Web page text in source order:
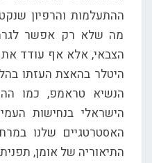
ההתעלמות והרפיון
מה שלא רק אפשר
הצבאי, אלא אף עודד
היטלר בהאצת העזתו
הנשיא טראמפ, כמו
הישראלי בנחישות
האסטרטגיים שלנו
התיאוריה של אומן, תפנית